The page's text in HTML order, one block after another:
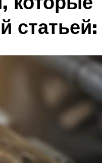
статьей: